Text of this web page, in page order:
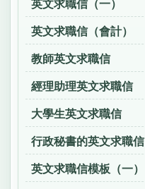
英文求職信（一）
英文求職信（會計）
教師英文求職信
經理助理英文求職信
大學生英文求職信
行政秘書的英文求職信
英文求職信模板（一）